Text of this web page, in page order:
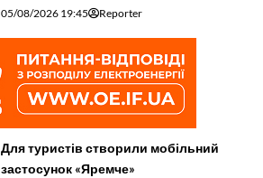
05/08/2026 19:45 Reporter
Для туристів створили мобільний
застосунок «Яремче»